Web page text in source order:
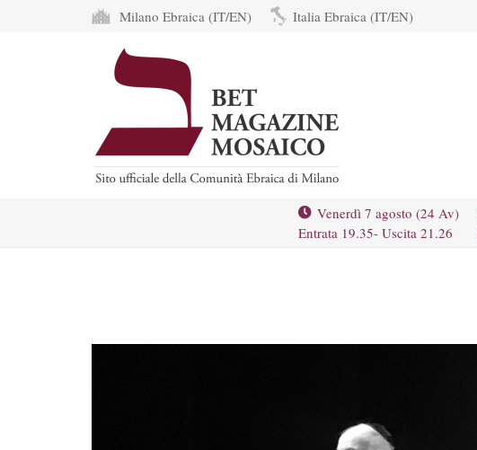
Milano Ebraica (IT/EN) Italia Ebraica (IT/EN)
Venerdì 7 agosto (24 Av)
Entrata 19.35- Uscita 21.26